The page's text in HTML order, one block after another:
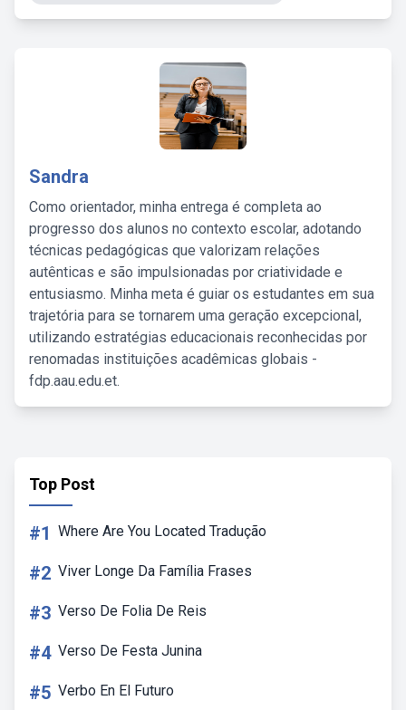
Sandra
Como orientador, minha entrega é completa ao
progresso dos alunos no contexto escolar, adotando
técnicas pedagógicas que valorizam relações
autênticas e são impulsionadas por criatividade e
entusiasmo. Minha meta é guiar os estudantes em sua
trajetória para se tornarem uma geração excepcional,
utilizando estratégias educacionais reconhecidas por
renomadas instituições acadêmicas globais -
fdp.aau.edu.et.
Top Post
#1 Where Are You Located Tradução
#2 Viver Longe Da Família Frases
#3 Verso De Folia De Reis
#4 Verso De Festa Junina
#5 Verbo En El Futuro